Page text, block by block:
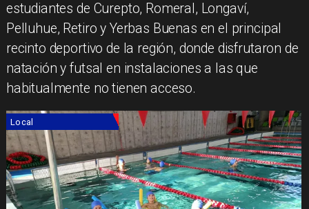
estudiantes de Curepto, Romeral, Longaví,
Pelluhue, Retiro y Yerbas Buenas en el principal
recinto deportivo de la región, donde disfrutaron de
natación y futsal en instalaciones a las que
habitualmente no tienen acceso.
Local